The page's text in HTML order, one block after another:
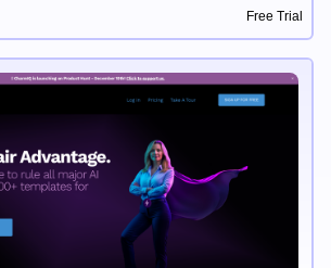
agilizar la selección de candidatos y
personalizadas, ayudando a las
la privacidad de los datos y una
los sistemas de recursos humanos
Free Trial